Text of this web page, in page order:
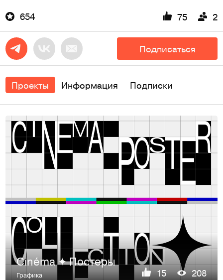
654
75 2
Подписаться
Проекты Информация Подписки
Cinéma ✦ Постеры
Графика 15 208